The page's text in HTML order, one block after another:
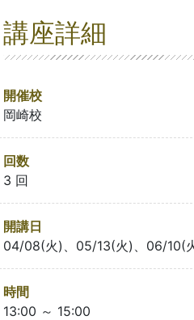
講座詳細
開催校
岡崎校
回数
3 回
開講日
04/08(火)、05/13(火)、06/10(
時間
13:00 ～ 15:00